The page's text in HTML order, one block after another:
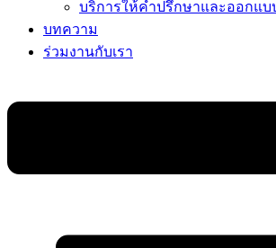
บริการให้คำปรึกษาและออกแบ
บทความ
ร่วมงานกับเรา